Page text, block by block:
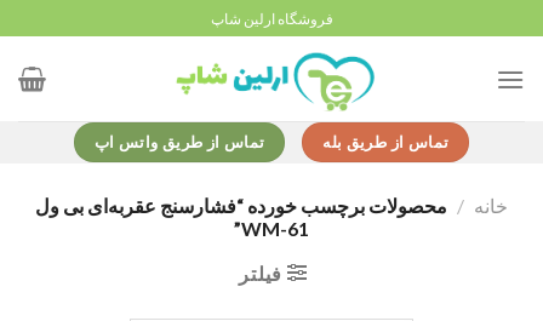
to
content
فروشگاه ارلین شاپ
تماس از طریق بله تماس از طریق واتس اپ
خانه / محصولات برچسب خورده “فشارسنج عقربه‌ای بی ول
WM-61”
فیلتر